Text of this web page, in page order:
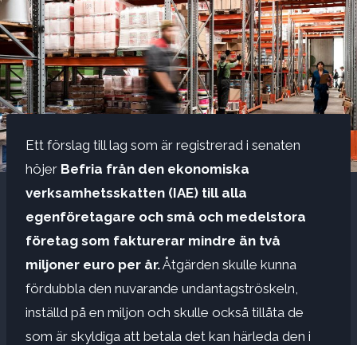
Ett förslag till lag som är registrerad i senaten
höjer Befria från den ekonomiska
verksamhetsskatten (IAE) till alla
egenföretagare och små och medelstora
företag som fakturerar mindre än två
miljoner euro per år.Åtgärden skulle kunna
fördubbla den nuvarande undantagströskeln,
inställd på en miljon och skulle också tillåta de
som är skyldiga att betala det kan härleda den i